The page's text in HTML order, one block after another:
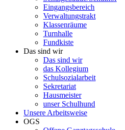
Eingangsbereich
Verwaltungstrakt
Klassenräume
Turnhalle
Fundkiste
Das sind wir
Das sind wir
das Kollegium
Schulsozialarbeit
Sekretariat
Hausmeister
unser Schulhund
Unsere Arbeitsweise
OGS